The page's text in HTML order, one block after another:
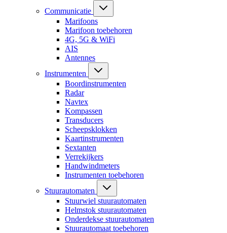
Communicatie
Marifoons
Marifoon toebehoren
4G, 5G & WiFi
AIS
Antennes
Instrumenten
Boordinstrumenten
Radar
Navtex
Kompassen
Transducers
Scheepsklokken
Kaartinstrumenten
Sextanten
Verrekijkers
Handwindmeters
Instrumenten toebehoren
Stuurautomaten
Stuurwiel stuurautomaten
Helmstok stuurautomaten
Onderdekse stuurautomaten
Stuurautomaat toebehoren